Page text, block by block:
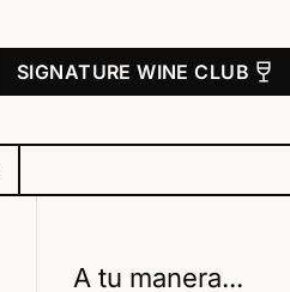
SIGNATURE WINE CLUB wine_bar
A tu manera...